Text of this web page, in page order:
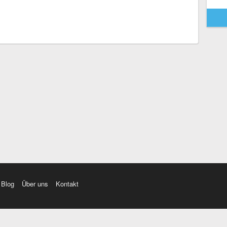
Blog Über uns Kontakt